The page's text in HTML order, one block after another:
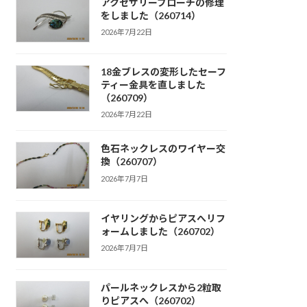
をしました（260714）
2026年7月22日
18金ブレスの変形したセーフ
ティー金具を直しました
（260709）
2026年7月22日
色石ネックレスのワイヤー交
換（260707）
2026年7月7日
イヤリングからピアスへリフ
ォームしました（260702）
2026年7月7日
パールネックレスから2粒取
りピアスへ（260702）